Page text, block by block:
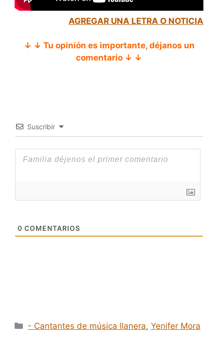
AGREGAR UNA LETRA O NOTICIA
↓ ↓ Tu opinión es importante, déjanos un
comentario ↓ ↓
Suscribir
0 COMENTARIOS
Categorías
- Cantantes de música llanera,Yenifer Mora